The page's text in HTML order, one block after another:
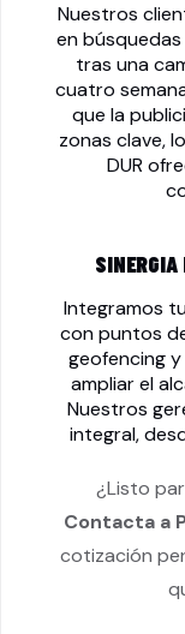
Nuestros
en búsquedas
tras una
cuatro
que la
zonas clave,
DUR
SINERGIA
Integramos
con puntos
geofencing
ampliar el
Nuestros
integral,
¿Listo
Contacta a
cotización